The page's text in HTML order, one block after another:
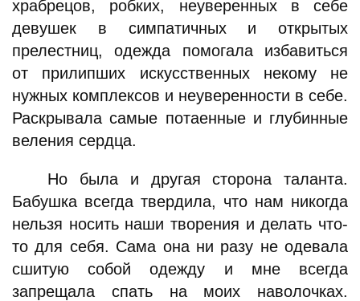
храбрецов, робких, неуверенных в себе
девушек в симпатичных и открытых
прелестниц, одежда помогала избавиться
от прилипших искусственных некому не
нужных комплексов и неуверенности в себе.
Раскрывала самые потаенные и глубинные
веления сердца.
Но была и другая сторона таланта.
Бабушка всегда твердила, что нам никогда
нельзя носить наши творения и делать что-
то для себя. Сама она ни разу не одевала
сшитую собой одежду и мне всегда
запрещала спать на моих наволочках.